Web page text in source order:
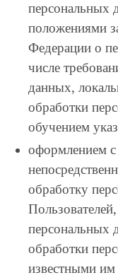
персональных
положениями
Федерации о
числе
данных,
обработки
обучением
оформлением с
обработку
персональных
обработки
известными им